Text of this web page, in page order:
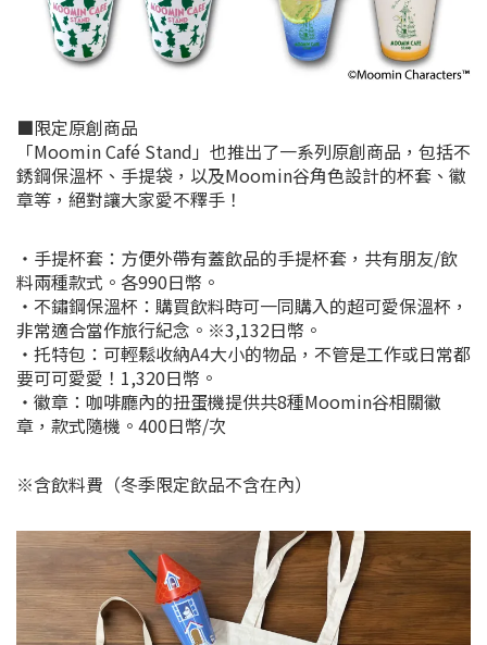
■限定原創商品
「Moomin Café Stand」也推出了一系列原創商品，包括不
銹鋼保溫杯、手提袋，以及Moomin谷角色設計的杯套、徽
章等，絕對讓大家愛不釋手！
・手提杯套：方便外帶有蓋飲品的手提杯套，共有朋友/飲
料兩種款式。各990日幣。
・不鏽鋼保溫杯：購買飲料時可一同購入的超可愛保溫杯，
非常適合當作旅行紀念。※3,132日幣。
・托特包：可輕鬆收納A4大小的物品，不管是工作或日常都
要可可愛愛！1,320日幣。
・徽章：咖啡廳內的扭蛋機提供共8種Moomin谷相關徽
章，款式隨機。400日幣/次
※含飲料費（冬季限定飲品不含在內）